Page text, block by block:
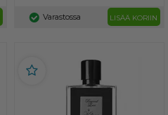
Varastossa LISÄÄ KORIIN